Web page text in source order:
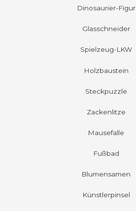
Dinosaurier-Figur
Glasschneider
Spielzeug-LKW
Holzbaustein
Steckpuzzle
Zackenlitze
Mausefalle
Fußbad
Blumensamen
Künstlerpinsel